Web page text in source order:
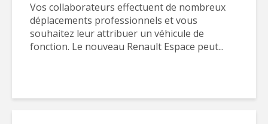
Vos collaborateurs effectuent de nombreux
déplacements professionnels et vous
souhaitez leur attribuer un véhicule de
fonction. Le nouveau Renault Espace peut...